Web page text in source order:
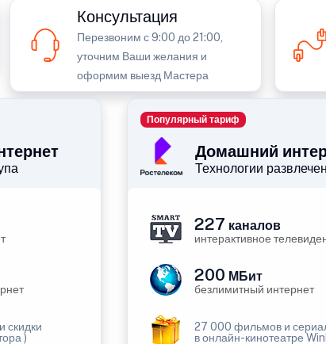
Консультация
Перезвоним с 9:00 до 21:00,
уточним Ваши желания и
оформим выезд Мастера
скидки
)
Домашний
Технологии
Популярный тариф
227 каналов
интерактивное
200 МБит
безлимитный интернет
27 000 фильмов и
в онлайн-кинотеатре